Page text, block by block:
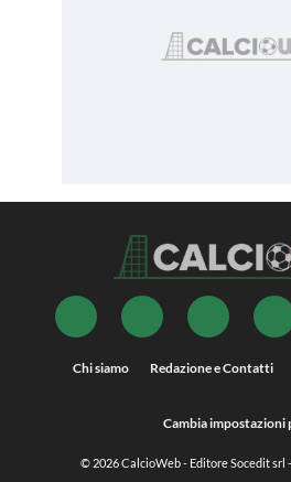
Chi siamo Redazione e Contatti
Cambia impostazioni
© 2026CalcioWeb- Editore Socedit srl